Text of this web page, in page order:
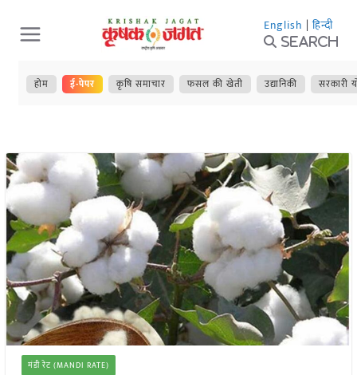
Skip
to
content
English | हिन्दी
Search
होम ई-पेपर कृषि समाचार फसल की खेती उद्यानिकी सरकारी
मंडी रेट (MANDI RATE)